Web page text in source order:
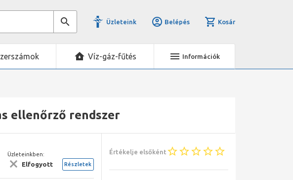
Üzleteink Belépés Kosár
Víz-gáz-fűtés Információk
ellenőrző rendszer
Üzleteinkben:
Elfogyott Részletek
Értékelje elsőként